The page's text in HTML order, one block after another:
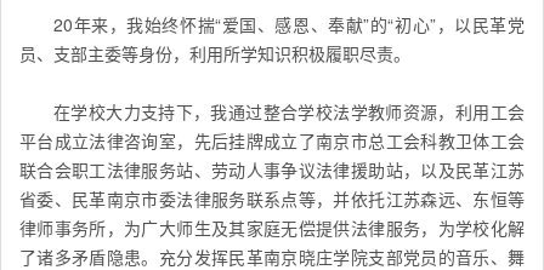
20年来，我始终怀揣“爱国、感恩、奉献”的“初心”，以民革党
员、支部主委等身份，利用所学知识积极履职尽责。
在学校大力支持下，我通过整合学校法学教师资源，利用工会
平台成立法律咨询室，先后挂牌成立了南京市总工会科教卫体工会
联合会职工法律服务站、劳动人事争议法律援助站，以及民革江苏
省委、民革南京市委法律服务联系点等，并依托江苏森远、东恒等
律师事务所，为广大师生及其家庭无偿提供法律服务，为学校化解
了诸多矛盾隐患。充分发挥民革南京晓庄学院支部党员的音乐、舞